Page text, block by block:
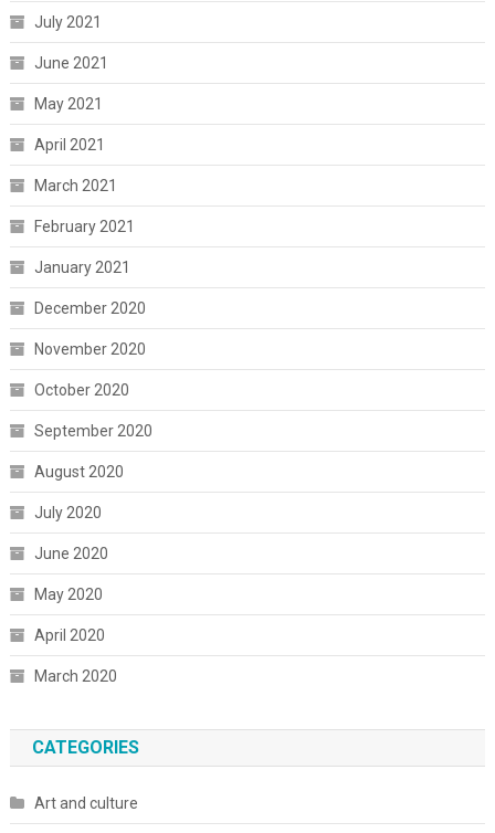
July 2021
June 2021
May 2021
April 2021
March 2021
February 2021
January 2021
December 2020
November 2020
October 2020
September 2020
August 2020
July 2020
June 2020
May 2020
April 2020
March 2020
CATEGORIES
Art and culture